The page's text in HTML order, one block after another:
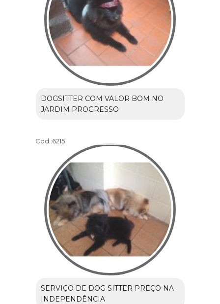
DOGSITTER COM VALOR BOM NO
JARDIM PROGRESSO
Cod.:6215
SERVIÇO DE DOG SITTER PREÇO NA
INDEPENDÊNCIA